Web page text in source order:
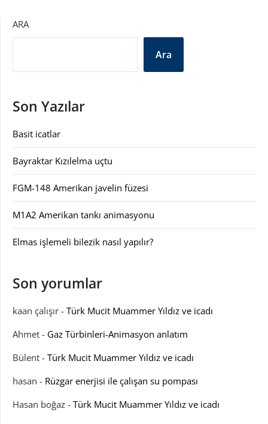
ARA
Ara
Son Yazılar
Basit icatlar
Bayraktar Kızılelma uçtu
FGM-148 Amerikan javelin füzesi
M1A2 Amerikan tankı animasyonu
Elmas işlemeli bilezik nasıl yapılır?
Son yorumlar
kaan çalışır - Türk Mucit Muammer Yıldız ve icadı
Ahmet - Gaz Türbinleri-Animasyon anlatım
Bülent - Türk Mucit Muammer Yıldız ve icadı
hasan - Rüzgar enerjisi ile çalışan su pompası
Hasan boğaz - Türk Mucit Muammer Yıldız ve icadı